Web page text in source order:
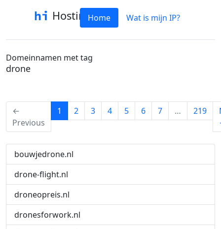
HostinfoHome Wat is mijn IP?
Domeinnamen met tag
drone
←
Previous
1 (current)
2 3 4 5 6 7 … 219
bouwjedrone.nl
drone-flight.nl
droneopreis.nl
dronesforwork.nl